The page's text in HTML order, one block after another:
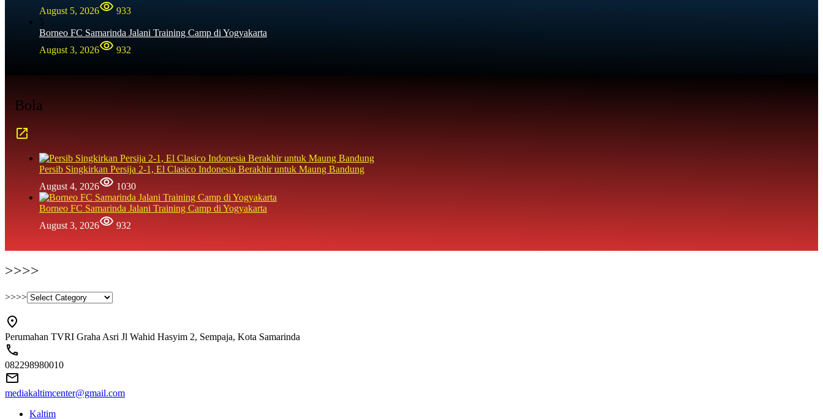
August 5, 2026
933
5
Borneo FC Samarinda Jalani Training Camp di Yogyakarta
August 3, 2026
932
Bola
Persib Singkirkan Persija 2-1, El Clasico Indonesia Berakhir untuk Maung Bandung
August 4, 2026
1030
Borneo FC Samarinda Jalani Training Camp di Yogyakarta
August 3, 2026
932
>>>>
>>>>
Perumahan TVRI Graha Asri Jl Wahid Hasyim 2, Sempaja, Kota Samarinda
082298980010
mediakaltimcenter@gmail.com
Kaltim